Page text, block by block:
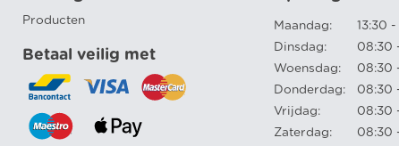
Producten
Betaal veilig met
Maandag:
13:30 -
Dinsdag:
08:30
Woensdag:
08:30
Donderdag:
08:30
Vrijdag:
08:30
Zaterdag:
08:30